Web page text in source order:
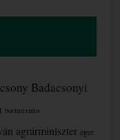
Badacsonyi
borturizmus
agrárminiszter eger